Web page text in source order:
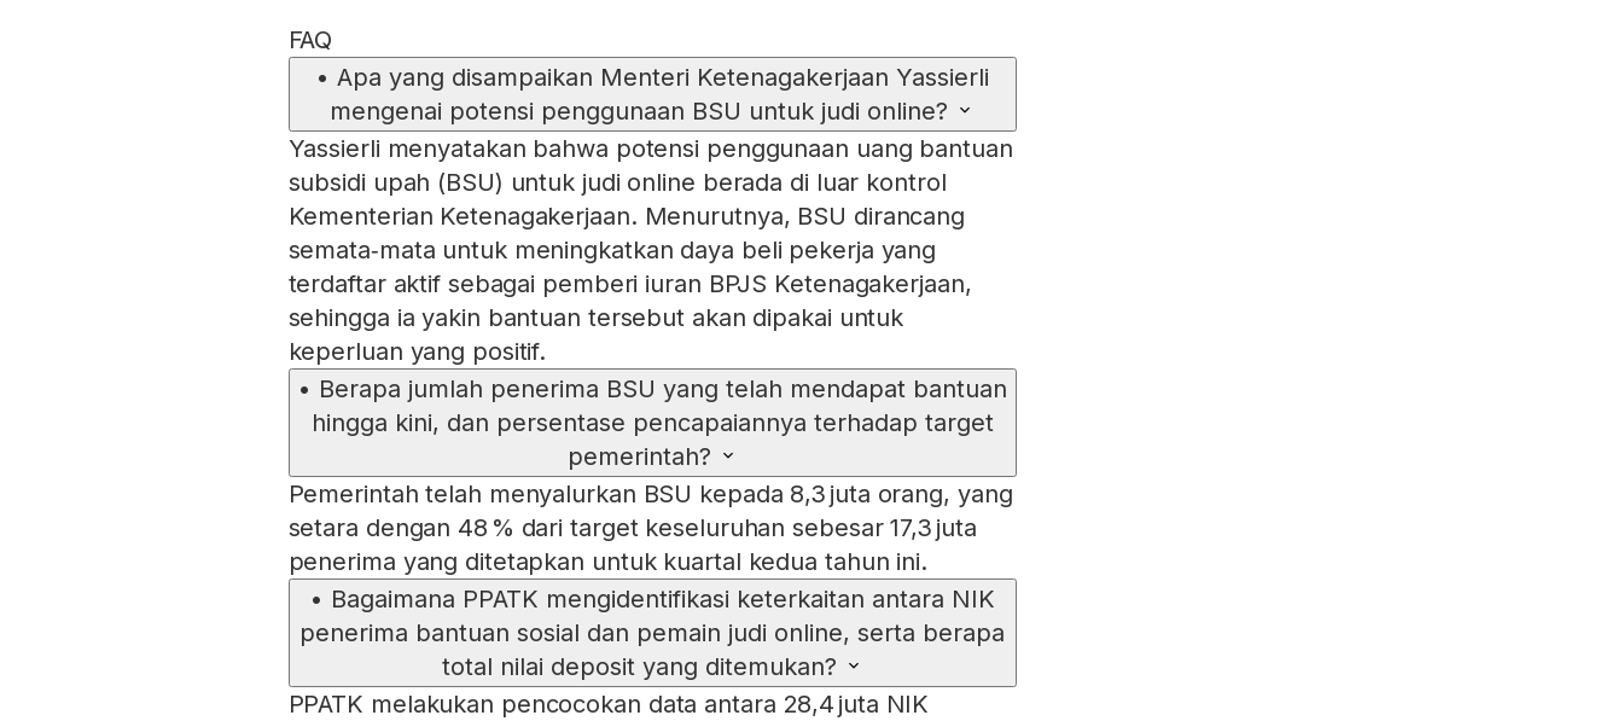
FAQ
• Apa yang disampaikan Menteri Ketenagakerjaan Yassierli
mengenai potensi penggunaan BSU untuk judi online?
Yassierli menyatakan bahwa potensi penggunaan uang bantuan
subsidi upah (BSU) untuk judi online berada di luar kontrol
Kementerian Ketenagakerjaan. Menurutnya, BSU dirancang
semata‑mata untuk meningkatkan daya beli pekerja yang
terdaftar aktif sebagai pemberi iuran BPJS Ketenagakerjaan,
sehingga ia yakin bantuan tersebut akan dipakai untuk
keperluan yang positif.
• Berapa jumlah penerima BSU yang telah mendapat bantuan
hingga kini, dan persentase pencapaiannya terhadap target
pemerintah?
Pemerintah telah menyalurkan BSU kepada 8,3 juta orang, yang
setara dengan 48 % dari target keseluruhan sebesar 17,3 juta
penerima yang ditetapkan untuk kuartal kedua tahun ini.
• Bagaimana PPATK mengidentifikasi keterkaitan antara NIK
penerima bantuan sosial dan pemain judi online, serta berapa
total nilai deposit yang ditemukan?
PPATK melakukan pencocokan data antara 28,4 juta NIK